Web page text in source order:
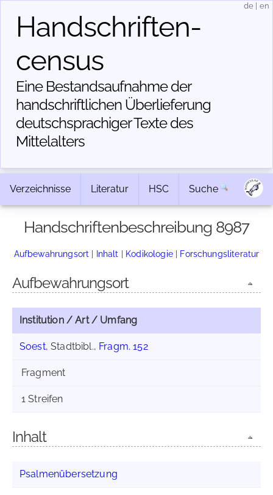
Handschriften­
census
Eine Bestandsaufnahme der
handschriftlichen Über­lieferung
deutschsprachiger Texte des
Mittelalters
de en
Verzeichnisse Literatur HSC Suche
Handschriftenbeschreibung 8987
Aufbewahrungsort | Inhalt | Kodikologie| Forschungsliteratur
Aufbewahrungsort
Institution / Art / Umfang
Soest, Stadtbibl., Fragm. 152
Fragment
1 Streifen
Inhalt
Psalmenübersetzung